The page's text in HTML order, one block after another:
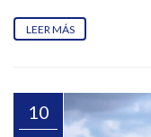
LEER MÁS
10